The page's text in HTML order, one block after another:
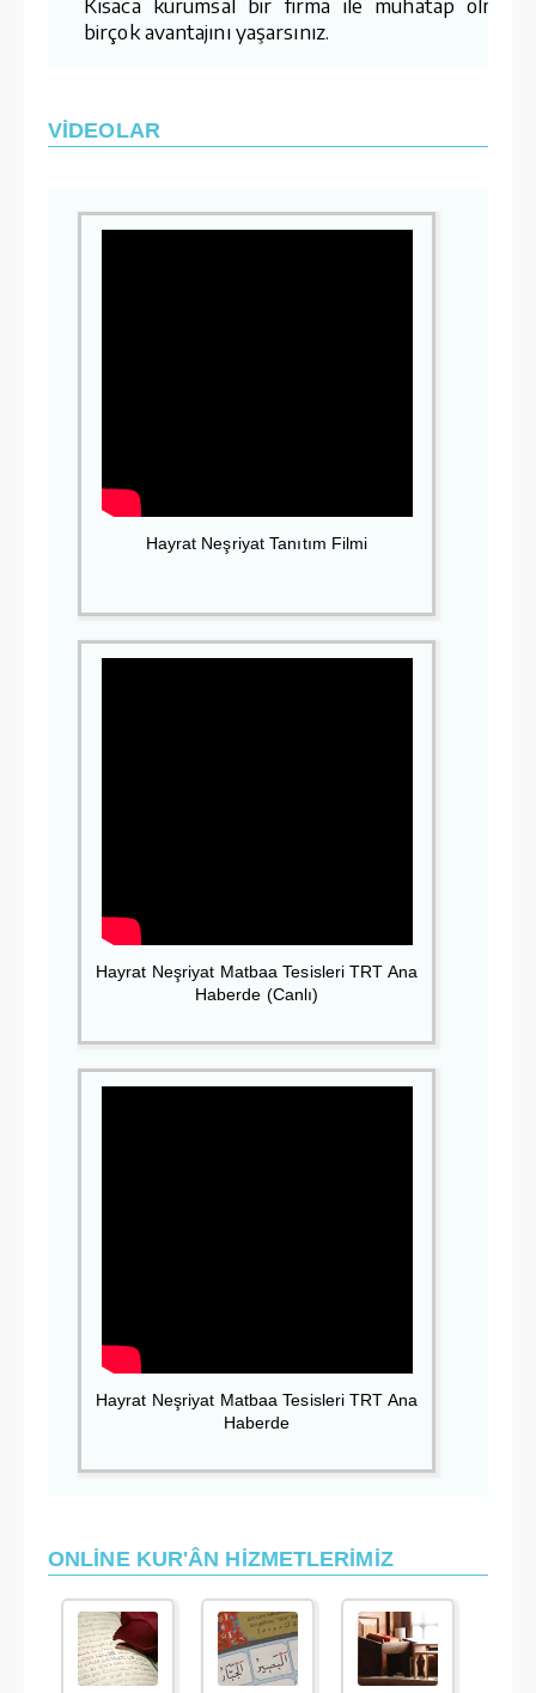
birçok avantajını yaşarsınız.
VİDEOLAR
Hayrat Neşriyat Tanıtım Filmi
Hayrat Neşriyat Matbaa Tesisleri TRT Ana
Haberde (Canlı)
Hayrat Neşriyat Matbaa Tesisleri TRT Ana
Haberde
ONLİNE KUR'ÂN HİZMETLERİMİZ